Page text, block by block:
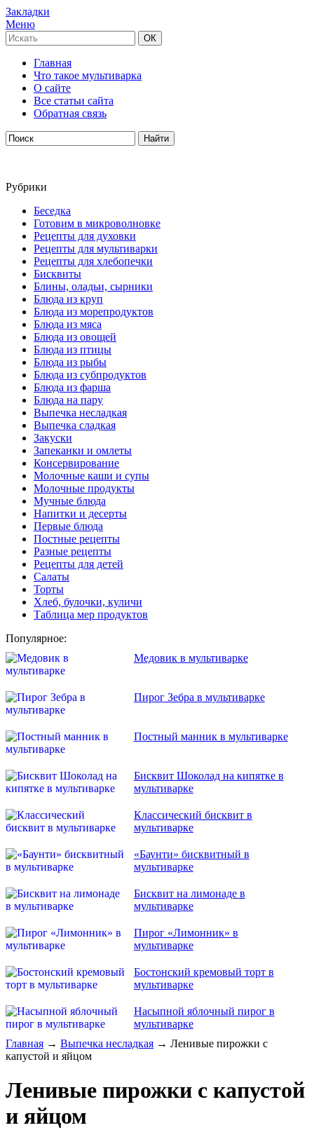
Закладки
Меню
Главная
Что такое мультиварка
О сайте
Все статьи сайта
Обратная связь
Рубрики
Беседка
Готовим в микроволновке
Рецепты для духовки
Рецепты для мультиварки
Рецепты для хлебопечки
Бисквиты
Блины, оладьи, сырники
Блюда из круп
Блюда из морепродуктов
Блюда из мяса
Блюда из овощей
Блюда из птицы
Блюда из рыбы
Блюда из субпродуктов
Блюда из фарша
Блюда на пару
Выпечка несладкая
Выпечка сладкая
Закуски
Запеканки и омлеты
Консервирование
Молочные каши и супы
Молочные продукты
Мучные блюда
Напитки и десерты
Первые блюда
Постные рецепты
Разные рецепты
Рецепты для детей
Салаты
Торты
Хлеб, булочки, куличи
Таблица мер продуктов
Популярное:
Медовик в мультиварке
Пирог Зебра в мультиварке
Постный манник в мультиварке
Бисквит Шоколад на кипятке в
мультиварке
Классический бисквит в
мультиварке
«Баунти» бисквитный в
мультиварке
Бисквит на лимонаде в
мультиварке
Пирог «Лимонник» в
мультиварке
Бостонский кремовый торт в
мультиварке
Насыпной яблочный пирог в
мультиварке
Главная → Выпечка несладкая → Ленивые пирожки с
капустой и яйцом
Ленивые пирожки с капустой
и яйцом